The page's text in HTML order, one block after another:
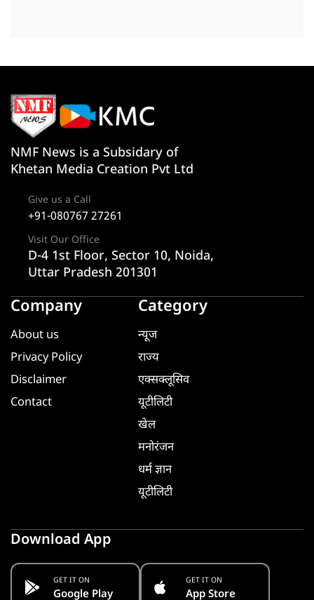
NMF News is a Subsidary of
Khetan Media Creation Pvt Ltd
Give us a Call
+91-080767 27261
Visit Our Office
D-4 1st Floor, Sector 10, Noida,
Uttar Pradesh 201301
Company
About us
Privacy Policy
Disclaimer
Contact
Category
न्यूज
राज्य
एक्सक्लूसिव
यूटीलिटी
खेल
मनोरंजन
धर्म ज्ञान
यूटीलिटी
Download App
GET IT ON
Google Play
GET IT ON
App Store